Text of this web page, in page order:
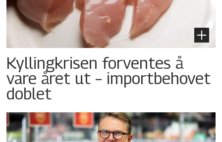
Kyllingkrisen forventes å
vare året ut – importbehovet
doblet